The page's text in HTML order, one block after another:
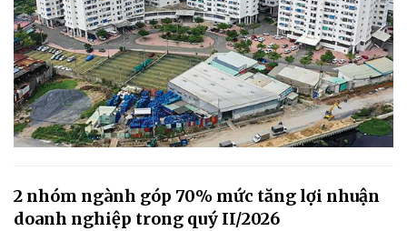
2 nhóm ngành góp 70% mức tăng lợi nhuận
doanh nghiệp trong quý II/2026